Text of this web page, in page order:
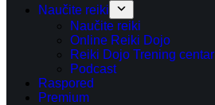
Naučite reiki
Naučite reiki
Online Reiki Dojo
Reiki Dojo Trening centar
Podcast
Raspored
Premium